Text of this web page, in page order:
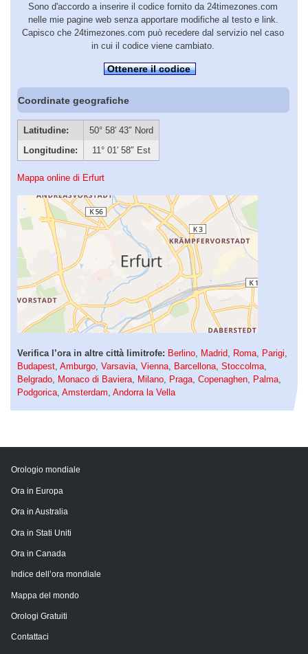
Sono d'accordo a inserire il codice fornito da 24timezones.com
nelle mie pagine web senza apportare modifiche al testo e link.
Capisco che 24timezones.com può recedere dal servizio nel caso
in cui il codice viene cambiato.
Ottenere il codice
Coordinate geografiche
Latitudine:
50° 58′ 43″ Nord
Longitudine:
11° 01′ 58″ Est
Mappa online di Erfurt
Verifica l’ora in altre città limitrofe: Berlino Madrid Roma Parigi
Budapest Amburgo Varsavia Vienna Barcellona Stoccolma
Belgrado
Monaco di Baviera Milano Praga Copenaghen Palma
Podgorica Amsterdam Andorra la Vella
Orologio mondiale
Ora in Europa
Ora in Australia
Ora in Stati Uniti
Ora in Canada
Indice dell’ora mondiale
Mappa del mondo
Orologi Gratuiti
Contattaci